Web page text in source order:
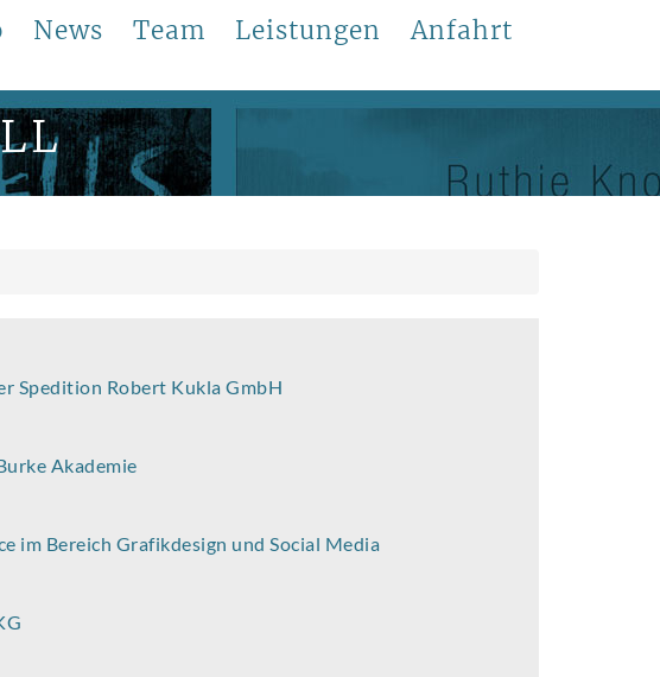
News Team Leistungen Anfahrt
Spedition Robert Kukla GmbH
Akademie
im Bereich Grafikdesign und Social Media